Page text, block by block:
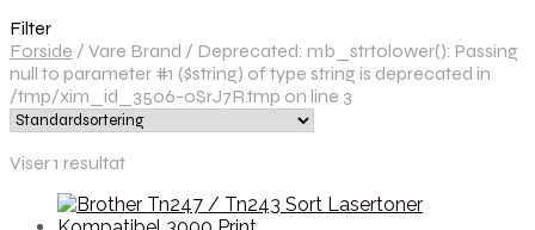
Filter
Forside / Vare Brand / Deprecated: mb_strtolower(): Passing
null to parameter #1 ($string) of type string is deprecated in
/tmp/xim_id_3506-oSrJ7R.tmp on line 3
Viser 1 resultat